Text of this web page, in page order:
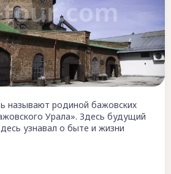
называют родиной бажовских
Урала». Здесь будущий
узнавал о быте и жизни